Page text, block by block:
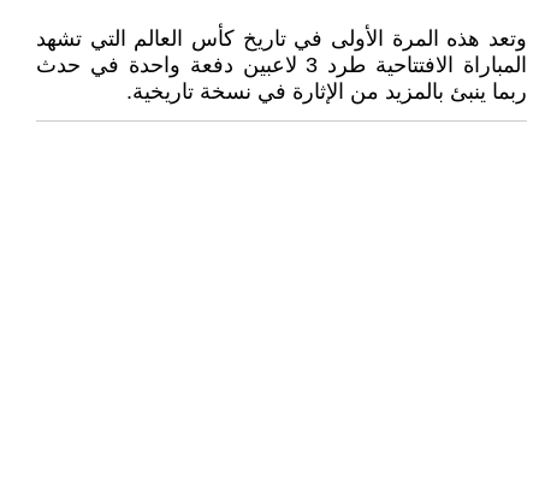
وتعد هذه المرة الأولى في تاريخ كأس العالم التي تشهد
المباراة الافتتاحية طرد 3 لاعبين دفعة واحدة في حدث
ربما ينبئ بالمزيد من الإثارة في نسخة تاريخية.